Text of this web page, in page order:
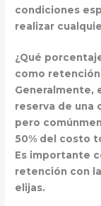
condiciones
realizar
¿Qué
como
Generalmente,
reserva de una
pero
50% del costo
Es importante
retención con
elijas.